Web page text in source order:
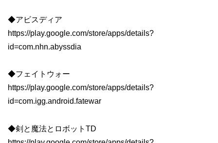
◆アビスディア
https://play.google.com/store/apps/details?
id=com.nhn.abyssdia
◆フェイトウォー
https://play.google.com/store/apps/details?
id=com.igg.android.fatewar
◆剣と魔法とロボットTD